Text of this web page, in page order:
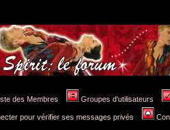
des Membres Groupes d'utilisateurs
pour vérifier ses messages privés